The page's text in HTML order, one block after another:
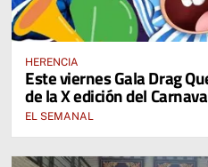
HERENCIA
Este viernes Gala Drag
de la X edición del
EL SEMANAL